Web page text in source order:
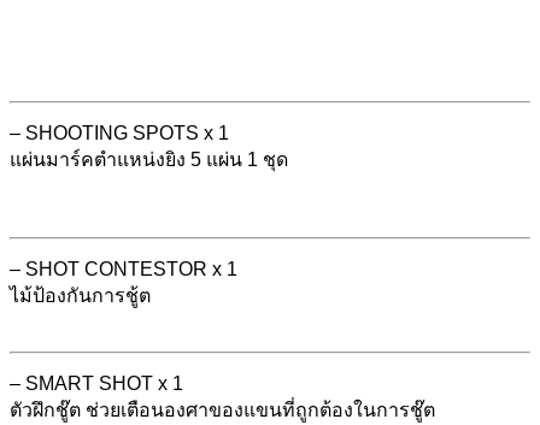
– SHOOTING SPOTS x 1
แผ่นมาร์คตำแหน่งยิง 5 แผ่น 1 ชุด
– SHOT CONTESTOR x 1
ไม้ป้องกันการชู้ต
– SMART SHOT x 1
ตัวฝึกชู๊ต ช่วยเตือนองศาของแขนที่ถูกต้องในการชู๊ต